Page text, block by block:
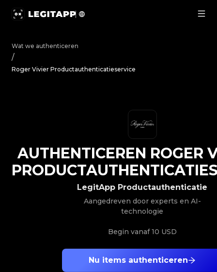
Wat we authenticeren
/
Roger Vivier Productauthenticatieservice
Nu items authenticeren
LegitApp Productauthenticatie
Aangedreven door experts en AI-
technologie
Begin vanaf10 USD
AUTHENTICEREN ROGER